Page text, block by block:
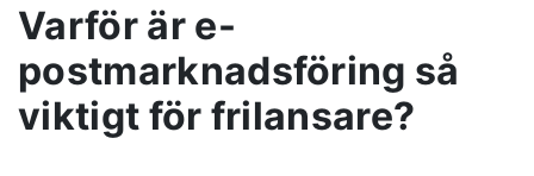
Varför är e-
postmarknadsföring så
viktigt för frilansare?